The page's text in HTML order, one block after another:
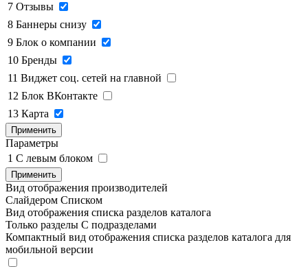
7 Отзывы
8 Баннеры снизу
9 Блок о компании
10 Бренды
11 Виджет соц. сетей на главной
12 Блок ВКонтакте
13 Карта
Применить
Параметры
1 C левым блоком
Применить
Вид отображения производителей
Слайдером Списком
Вид отображения списка разделов каталога
Только разделы С подразделами
Компактный вид отображения списка разделов каталога для
мобильной версии